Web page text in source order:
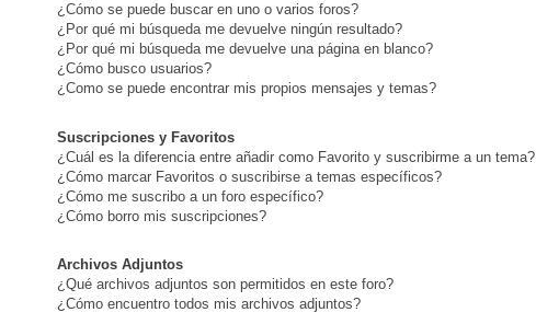
¿Cómo se puede buscar en uno o varios foros?
¿Por qué mi búsqueda me devuelve ningún resultado?
¿Por qué mi búsqueda me devuelve una página en blanco?
¿Cómo busco usuarios?
¿Como se puede encontrar mis propios mensajes y temas?
Suscripciones y Favoritos
¿Cuál es la diferencia entre añadir como Favorito y suscribirme a un tema?
¿Cómo marcar Favoritos o suscribirse a temas específicos?
¿Cómo me suscribo a un foro específico?
¿Cómo borro mis suscripciones?
Archivos Adjuntos
¿Qué archivos adjuntos son permitidos en este foro?
¿Cómo encuentro todos mis archivos adjuntos?